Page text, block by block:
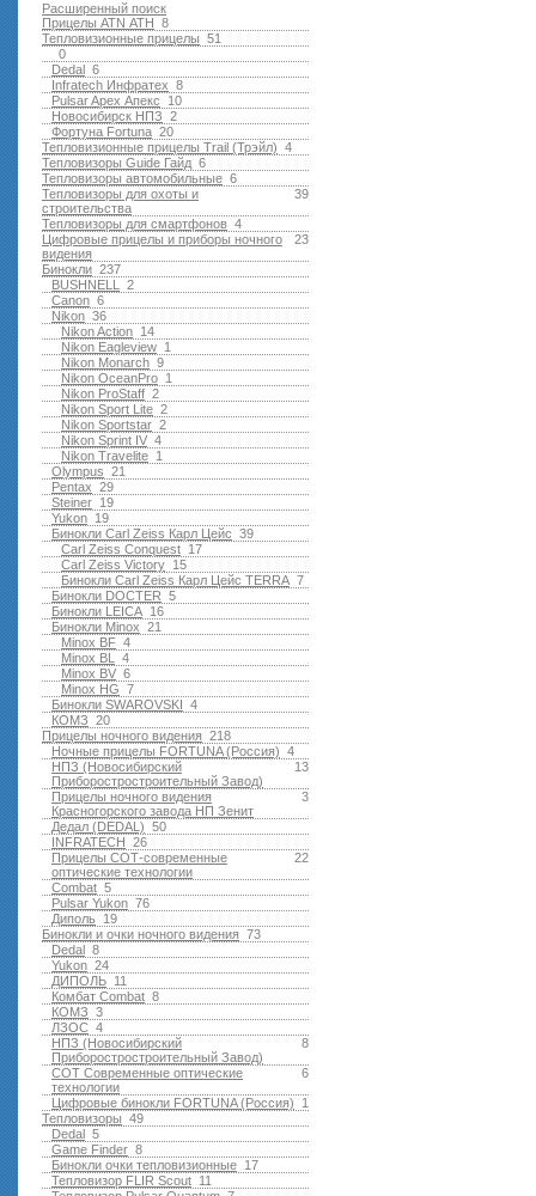
Расширенный поиск
8
Прицелы ATN АТН
51
Тепловизионные прицелы
0
6
Dedal
8
Infratech Инфратех
10
Pulsar Apex Апекс
2
Новосибирск НПЗ
20
Фортуна Fortuna
4
Тепловизионные прицелы Trail (Трэйл)
6
Тепловизоры Guide Гайд
6
Тепловизоры автомобильные
39
Тепловизоры для охоты и
строительства
4
Тепловизоры для смартфонов
23
Цифровые прицелы и приборы ночного
видения
237
Бинокли
2
BUSHNELL
6
Canon
36
Nikon
14
Nikon Action
1
Nikon Eagleview
9
Nikon Monarch
1
Nikon OceanPro
2
Nikon ProStaff
2
Nikon Sport Lite
2
Nikon Sportstar
4
Nikon Sprint IV
1
Nikon Travelite
21
Olympus
29
Pentax
19
Steiner
19
Yukon
39
Бинокли Carl Zeiss Карл Цейс
17
Carl Zeiss Conquest
15
Carl Zeiss Victory
7
Бинокли Carl Zeiss Карл Цейс TERRA
5
Бинокли DOCTER
16
Бинокли LEICA
21
Бинокли Minox
4
Minox BF
4
Minox BL
6
Minox BV
7
Minox HG
4
Бинокли SWAROVSKI
20
КОМЗ
218
Прицелы ночного видения
4
Ночные прицелы FORTUNA (Россия)
13
НПЗ (Новосибирский
Приборостростроительный Завод)
3
Прицелы ночного видения
Красногорского завода НП Зенит
50
Дедал (DEDAL)
26
INFRATECH
22
Прицелы СОТ-современные
оптические технологии
5
Combat
76
Pulsar Yukon
19
Диполь
73
Бинокли и очки ночного видения
8
Dedal
24
Yukon
11
ДИПОЛЬ
8
Комбат Combat
3
КОМЗ
4
ЛЗОС
8
НПЗ (Новосибирский
Приборостростроительный Завод)
6
СОТ Современные оптические
технологии
1
Цифровые бинокли FORTUNA (Россия)
49
Тепловизоры
5
Dedal
8
Game Finder
17
Бинокли очки тепловизионные
11
Тепловизор FLIR Scout